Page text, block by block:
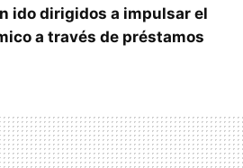
ido dirigidos a impulsar el
a través de préstamos